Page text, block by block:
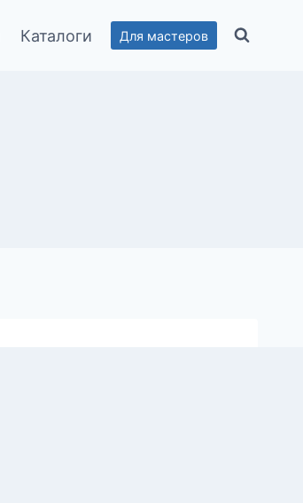
Каталоги Для мастеров